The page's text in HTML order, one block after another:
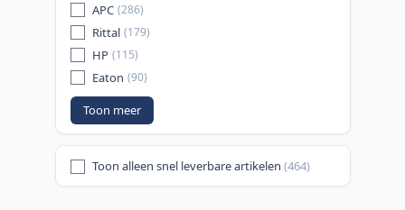
APC (286)
Rittal (179)
HP (115)
Eaton (90)
Toon meer
Toon alleen snel leverbare artikelen (464)